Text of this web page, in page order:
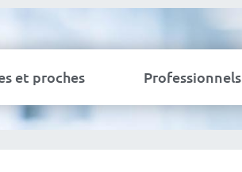
et proches Professionnels